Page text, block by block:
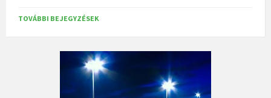
TOVÁBBI BEJEGYZÉSEK